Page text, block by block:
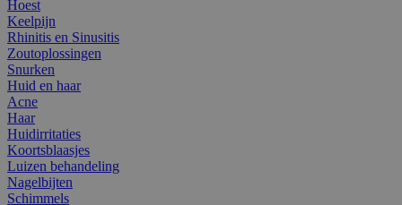
Hoest
Keelpijn
Rhinitis en Sinusitis
Zoutoplossingen
Snurken
Huid en haar
Acne
Haar
Huidirritaties
Koortsblaasjes
Luizen behandeling
Nagelbijten
Schimmels